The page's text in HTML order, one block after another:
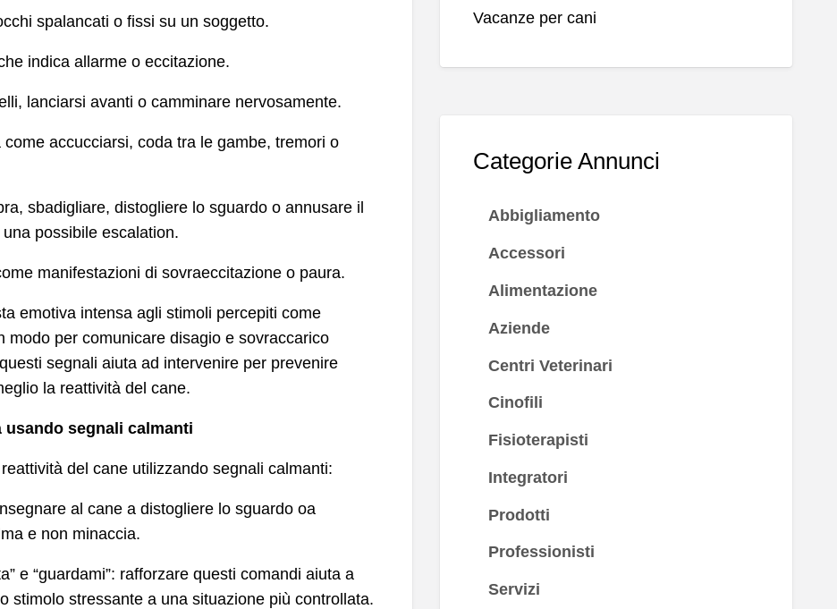
spalancati o fissi su un soggetto.
indica allarme o eccitazione.
lanciarsi avanti o camminare nervosamente.
accucciarsi, coda tra le gambe, tremori o
sbadigliare, distogliere lo sguardo o annusare il
possibile escalation.
manifestazioni di sovraeccitazione o paura.
emotiva intensa agli stimoli percepiti come
modo per comunicare disagio e sovraccarico
segnali aiuta ad intervenire per prevenire
la reattività del cane.
segnali calmanti
del cane utilizzando segnali calmanti:
al cane a distogliere lo sguardo oa
e non minaccia.
e “guardami”: rafforzare questi comandi aiuta a
stimolo stressante a una situazione più controllata.
Vacanze per cani
Categorie Annunci
Abbigliamento
Accessori
Alimentazione
Aziende
Centri Veterinari
Cinofili
Fisioterapisti
Integratori
Prodotti
Professionisti
Servizi